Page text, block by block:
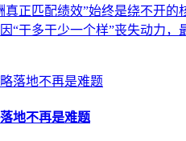
正匹配绩效”始终是绕不开
“干多干少一个样”丧失动力
地不再是难题